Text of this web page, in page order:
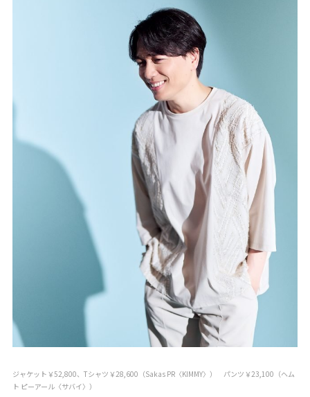
ジャケット￥52,800、Tシャツ￥28,600（Sakas PR〈KIMMY〉） パンツ￥23,100（ヘム
ト ピーアール〈サバイ〉）